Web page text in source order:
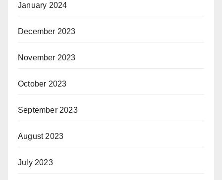
January 2024
December 2023
November 2023
October 2023
September 2023
August 2023
July 2023